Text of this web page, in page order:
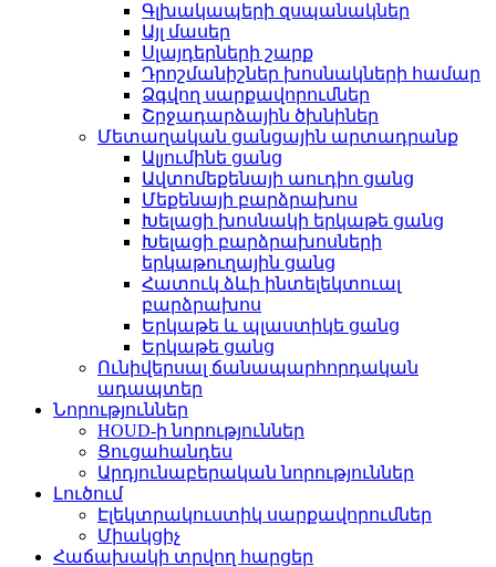
Գլխակապերի զսպանակներ
Այլ մասեր
Սլայդերների շարք
Դրոշմանիշներ խոսնակների համար
Ձգվող սարքավորումներ
Շրջադարձային ծխնիներ
Մետաղական ցանցային արտադրանք
Ալյումինե ցանց
Ավտոմեքենայի աուդիո ցանց
Մեքենայի բարձրախոս
Խելացի խոսնակի երկաթե ցանց
Խելացի բարձրախոսների
երկաթուղային ցանց
Հատուկ ձևի ինտելեկտուալ
բարձրախոս
Երկաթե և պլաստիկե ցանց
Երկաթե ցանց
Ունիվերսալ ճանապարհորդական
ադապտեր
Նորություններ
HOUD-ի նորություններ
Ցուցահանդես
Արդյունաբերական նորություններ
Լուծում
Էլեկտրակուստիկ սարքավորումներ
Միակցիչ
Հաճախակի տրվող հարցեր